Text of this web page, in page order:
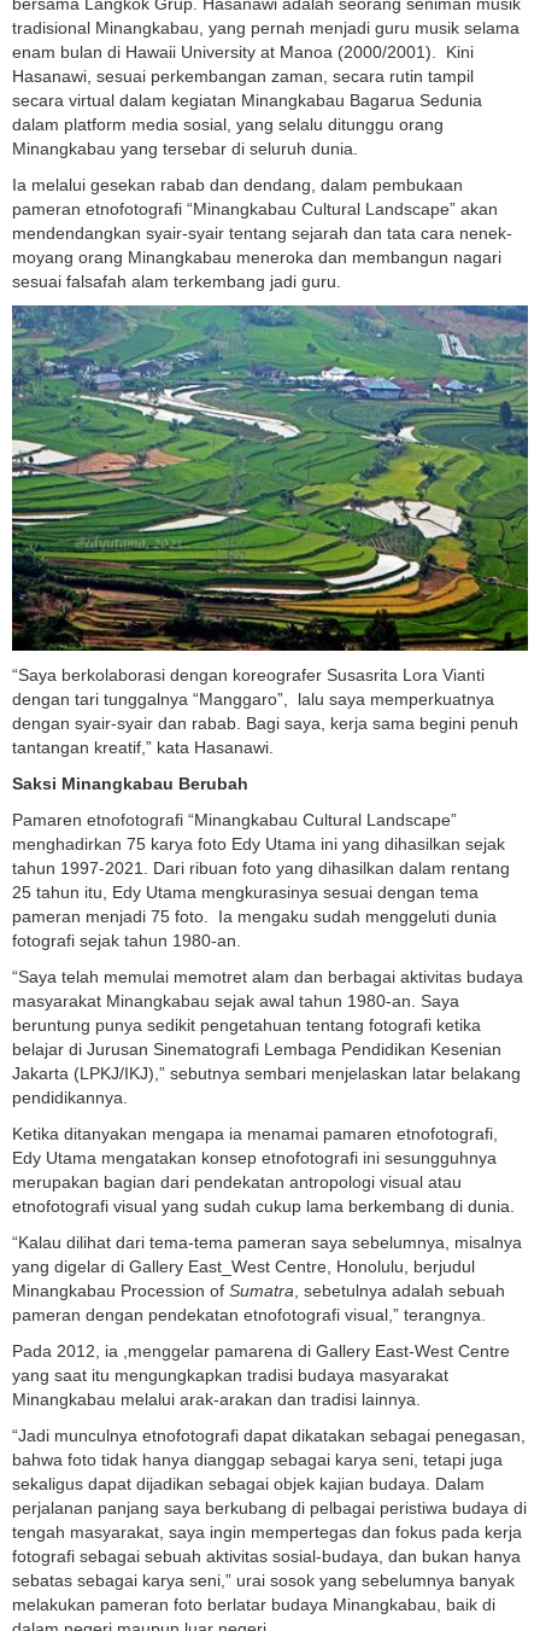
tradisional Minangkabau, yang pernah menjadi guru musik selama
enam bulan di Hawaii University at Manoa (2000/2001). Kini
Hasanawi, sesuai perkembangan zaman, secara rutin tampil
secara virtual dalam kegiatan Minangkabau Bagarua Sedunia
dalam platform media sosial, yang selalu ditunggu orang
Minangkabau yang tersebar di seluruh dunia.
Ia melalui gesekan rabab dan dendang, dalam pembukaan
pameran etnofotografi “Minangkabau Cultural Landscape” akan
mendendangkan syair-syair tentang sejarah dan tata cara nenek-
moyang orang Minangkabau meneroka dan membangun nagari
sesuai falsafah alam terkembang jadi guru.
“Saya berkolaborasi dengan koreografer Susasrita Lora Vianti
dengan tari tunggalnya “Manggaro”, lalu saya memperkuatnya
dengan syair-syair dan rabab. Bagi saya, kerja sama begini penuh
tantangan kreatif,” kata Hasanawi.
Saksi Minangkabau Berubah
Pamaren etnofotografi “Minangkabau Cultural Landscape”
menghadirkan 75 karya foto Edy Utama ini yang dihasilkan sejak
tahun 1997-2021. Dari ribuan foto yang dihasilkan dalam rentang
25 tahun itu, Edy Utama mengkurasinya sesuai dengan tema
pameran menjadi 75 foto. Ia mengaku sudah menggeluti dunia
fotografi sejak tahun 1980-an.
“Saya telah memulai memotret alam dan berbagai aktivitas budaya
masyarakat Minangkabau sejak awal tahun 1980-an. Saya
beruntung punya sedikit pengetahuan tentang fotografi ketika
belajar di Jurusan Sinematografi Lembaga Pendidikan Kesenian
Jakarta (LPKJ/IKJ),” sebutnya sembari menjelaskan latar belakang
pendidikannya.
Ketika ditanyakan mengapa ia menamai pamaren etnofotografi,
Edy Utama mengatakan konsep etnofotografi ini sesungguhnya
merupakan bagian dari pendekatan antropologi visual atau
etnofotografi visual yang sudah cukup lama berkembang di dunia.
“Kalau dilihat dari tema-tema pameran saya sebelumnya, misalnya
yang digelar di Gallery East_West Centre, Honolulu, berjudul
Minangkabau Procession of Sumatra , sebetulnya adalah sebuah
pameran dengan pendekatan etnofotografi visual,” terangnya.
Pada 2012, ia ,menggelar pamarena di Gallery East-West Centre
yang saat itu mengungkapkan tradisi budaya masyarakat
Minangkabau melalui arak-arakan dan tradisi lainnya.
“Jadi munculnya etnofotografi dapat dikatakan sebagai penegasan,
bahwa foto tidak hanya dianggap sebagai karya seni, tetapi juga
sekaligus dapat dijadikan sebagai objek kajian budaya. Dalam
perjalanan panjang saya berkubang di pelbagai peristiwa budaya di
tengah masyarakat, saya ingin mempertegas dan fokus pada kerja
fotografi sebagai sebuah aktivitas sosial-budaya, dan bukan hanya
sebatas sebagai karya seni,” urai sosok yang sebelumnya banyak
melakukan pameran foto berlatar budaya Minangkabau, baik di